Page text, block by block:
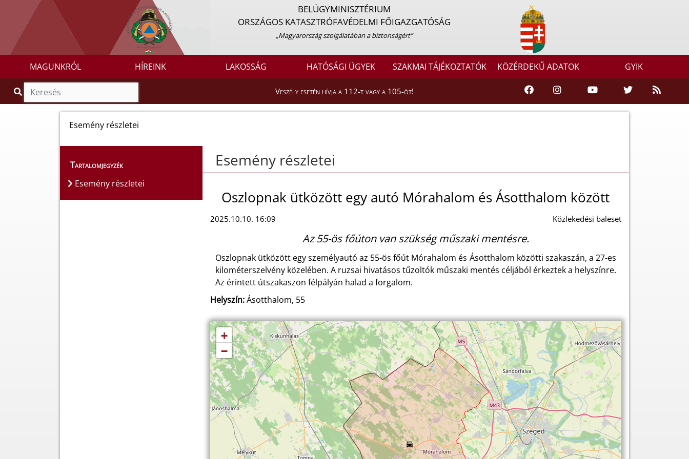
BELÜGYMINISZTÉRIUM
ORSZÁGOS KATASZTRÓFAVÉDELMI FŐIGAZGATÓSÁG
„Magyarország szolgálatában a biztonságért”
MAGUNKRÓL HÍREINK LAKOSSÁG HATÓSÁGI ÜGYEK SZAKMAI TÁJÉKOZTATÓK KÖZÉRDEKŰ ADATOK GYIK
Veszély esetén hívja a 112-t vagy a 105-öt!
Esemény részletei
Tartalomjegyzék
Esemény részletei
Esemény részletei
Oszlopnak ütközött egy autó Mórahalom és Ásotthalom között
2025.10.10. 16:09 Közlekedési baleset
Az 55-ös főúton van szükség műszaki mentésre.
Oszlopnak ütközött egy személyautó az 55-ös főút Mórahalom és Ásotthalom közötti szakaszán, a 27-es
kilométerszelvény közelében. A ruzsai hivatásos tűzoltók műszaki mentés céljából érkeztek a helyszínre.
Az érintett útszakaszon félpályán halad a forgalom.
Helyszín:Ásotthalom, 55
+
−